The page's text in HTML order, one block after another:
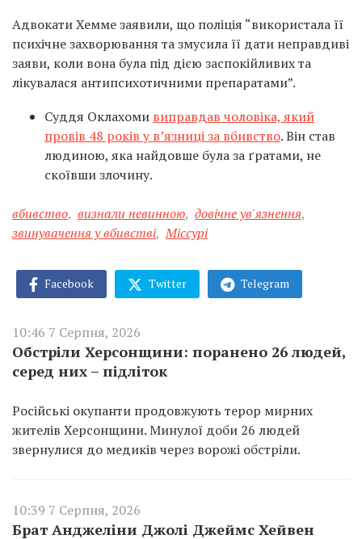
Адвокати Хемме заявили, що поліція “використала її
психічне захворювання та змусила її дати неправдиві
заяви, коли вона була під дією заспокійливих та
лікувалася антипсихотичними препаратами”.
Суддя Оклахоми виправдав чоловіка, який
провів 48 років у в’язниці за вбивство. Він став
людиною, яка найдовше була за ґратами, не
скоївши злочину.
вбивство, визнали невинною, довічне ув'язнення,
звинувачення у вбивстві, Міссурі
Facebook Twitter Telegram
10:46 7 Серпня, 2026
Обстріли Херсонщини: поранено 26 людей,
серед них – підліток
Російські окупанти продовжують терор мирних
жителів Херсонщини. Минулої доби 26 людей
звернулися до медиків через ворожі обстріли.
10:39 7 Серпня, 2026
Брат Анджеліни Джолі Джеймс Хейвен